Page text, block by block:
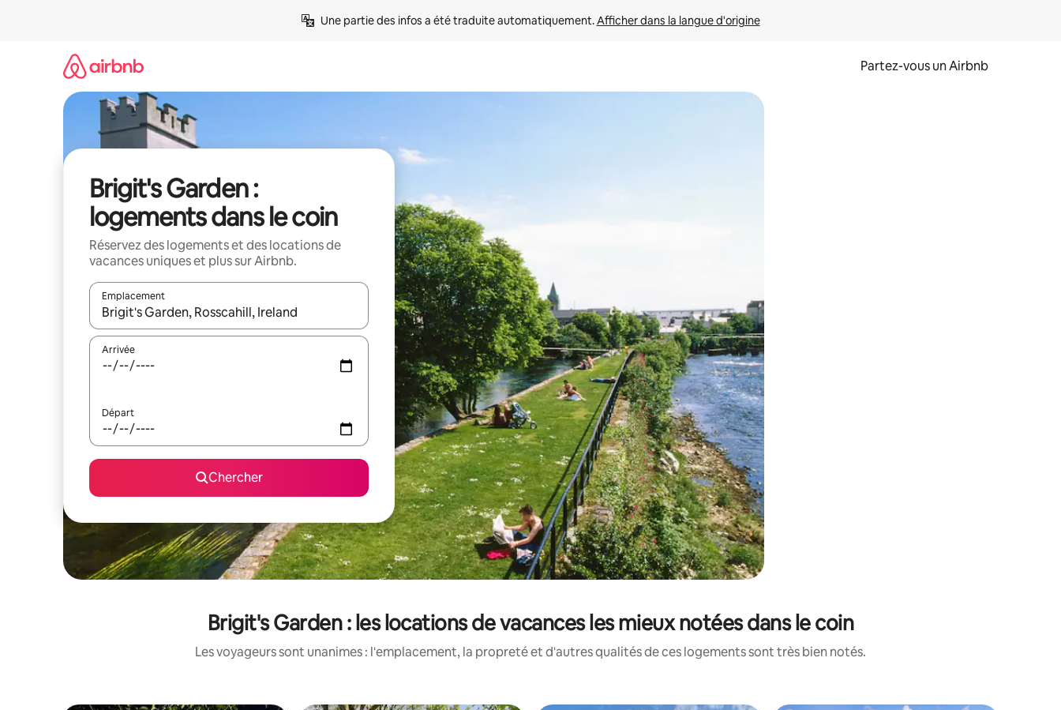
Une partie des infos a été traduite automatiquement. Afficher dans la langue d'origine
Partez-vous un Airbnb
Brigit's Garden :
logements dans le coin
Réservez des logements et des locations de
vacances uniques et plus sur Airbnb.
Emplacement
Quand les résultats sont affichés, parcourez-les en utilisant les flèches vers le haut et vers le bas, ou en appuyant dessus et en les faisant glisser.
Arrivée
Départ
Chercher
Brigit's Garden : les locations de vacances les mieux notées dans le coin
Les voyageurs sont unanimes : l'emplacement, la propreté et d'autres qualités de ces logements sont très bien notés.